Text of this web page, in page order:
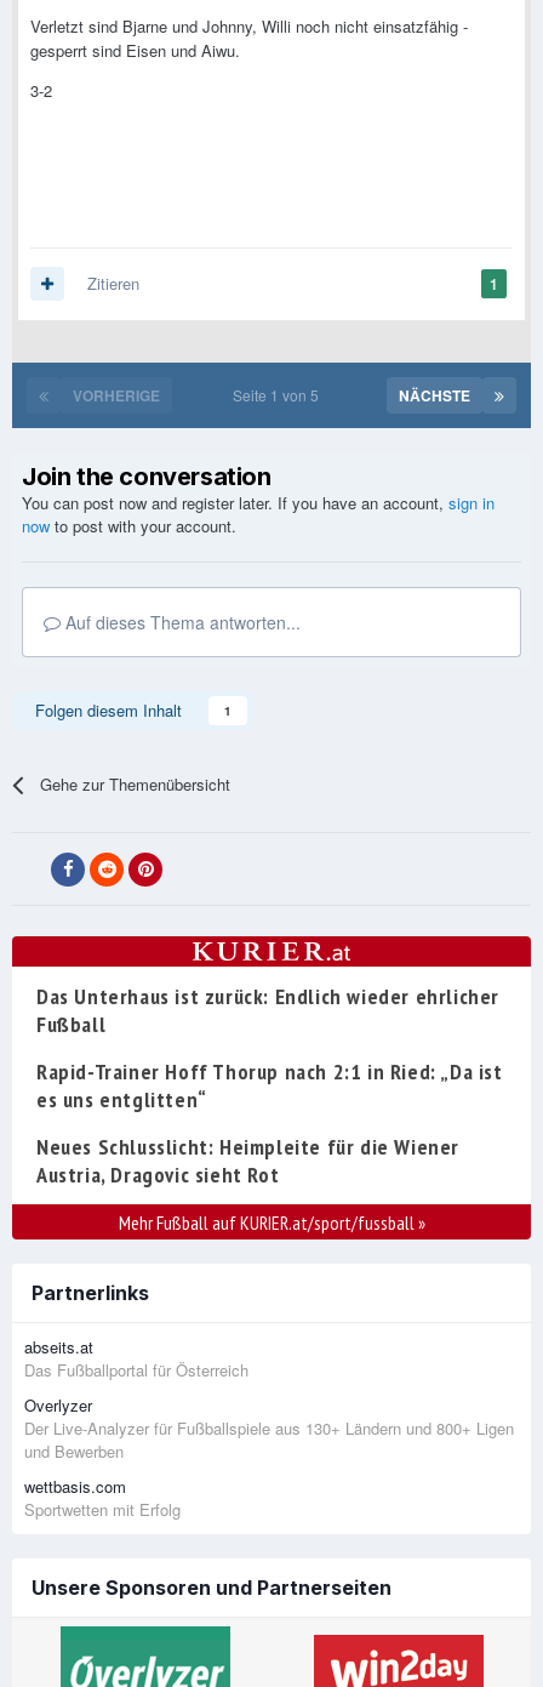
Verletzt sind Bjarne und Johnny, Willi noch nicht einsatzfähig -
gesperrt sind Eisen und Aiwu.
3-2
1
Zitieren
VORHERIGE NÄCHSTE
Seite 1 von 5
Join the conversation
You can post now and register later. If you have an account, sign in
now to post with your account.
Auf dieses Thema antworten...
Folgen diesem Inhalt 1
Gehe zur Themenübersicht
Das Unterhaus ist zurück: Endlich wieder ehrlicher
Fußball
Rapid-Trainer Hoff Thorup nach 2:1 in Ried: „Da ist
es uns entglitten“
Neues Schlusslicht: Heimpleite für die Wiener
Austria, Dragovic sieht Rot
Mehr Fußball auf KURIER.at/sport/fussball»
Partnerlinks
abseits.at
Das Fußballportal für Österreich
Overlyzer
Der Live-Analyzer für Fußballspiele aus 130+ Ländern und 800+ Ligen
und Bewerben
wettbasis.com
Sportwetten mit Erfolg
Unsere Sponsoren und Partnerseiten